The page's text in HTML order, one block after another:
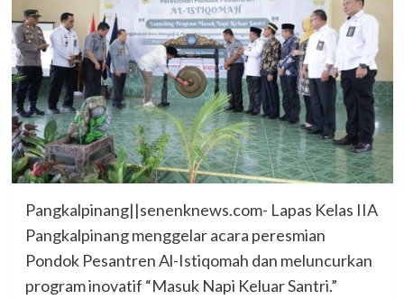
Pangkalpinang||senenknews.com- Lapas Kelas IIA
Pangkalpinang menggelar acara peresmian
Pondok Pesantren Al-Istiqomah dan meluncurkan
program inovatif “Masuk Napi Keluar Santri.”